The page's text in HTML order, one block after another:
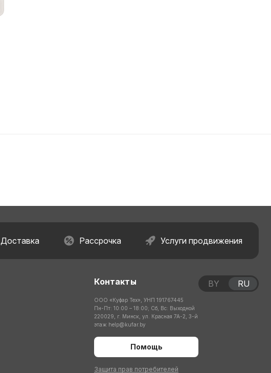
Доставка Рассрочка Услуги продвижения
Контакты
ООО «Куфар Тех», УНП 191767445
Пн-Пт: 10:00 – 18:00; Сб, Вс: Выходной
220029, г. Минск, ул. Красная 7А-2, 3-й
этаж help@kufar.by
Помощь
Защита прав потребителей
BY RU